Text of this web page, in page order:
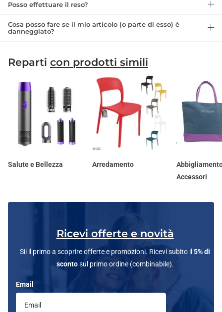
Posso effettuare il reso?
Cosa posso fare se il mio articolo (o parte di esso) è
danneggiato?
Reparti con prodotti simili
Salute e Bellezza Arredamento
Accessori
Ricevi offerte e novità
Sii il primo a scoprire offerte e promozioni. Ricevi subito il 5% di
scontosul primo ordine (combinabile).
Email